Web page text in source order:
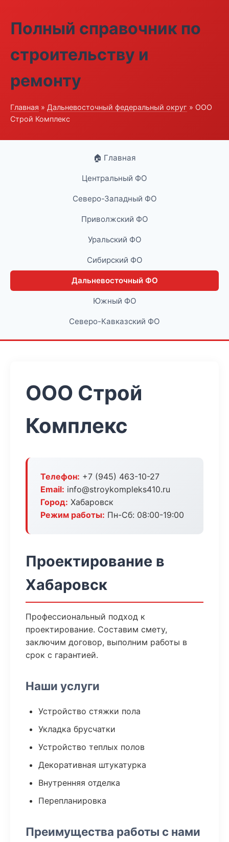
Полный справочник по
строительству и
ремонту
Главная » Дальневосточный федеральный округ » ООО
Строй Комплекс
🏠 Главная
Центральный ФО
Северо-Западный ФО
Приволжский ФО
Уральский ФО
Сибирский ФО
Дальневосточный ФО
Южный ФО
Северо-Кавказский ФО
ООО Строй
Комплекс
Телефон: +7 (945) 463-10-27
Email: info@stroykompleks410.ru
Город: Хабаровск
Режим работы: Пн-Сб: 08:00-19:00
Проектирование в
Хабаровск
Профессиональный подход к
проектирование. Составим смету,
заключим договор, выполним работы в
срок с гарантией.
Наши услуги
Устройство стяжки пола
Укладка брусчатки
Устройство теплых полов
Декоративная штукатурка
Внутренняя отделка
Перепланировка
Преимущества работы с нами